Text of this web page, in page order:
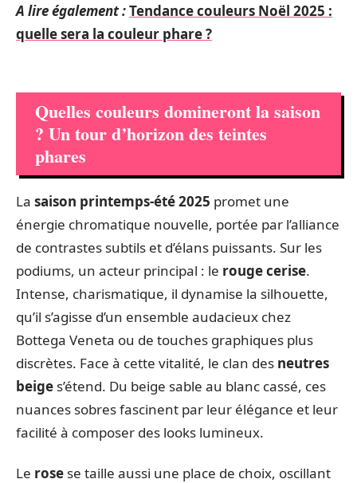
A lire également :Tendance couleurs Noël 2025 :
quelle sera la couleur phare ?
Quelles couleurs domineront la saison
? Un tour d’horizon des teintes
phares
La saison printemps-été 2025 promet une
énergie chromatique nouvelle, portée par l’alliance
de contrastes subtils et d’élans puissants. Sur les
podiums, un acteur principal : le rouge cerise.
Intense, charismatique, il dynamise la silhouette,
qu’il s’agisse d’un ensemble audacieux chez
Bottega Veneta ou de touches graphiques plus
discrètes. Face à cette vitalité, le clan des neutres
beige s’étend. Du beige sable au blanc cassé, ces
nuances sobres fascinent par leur élégance et leur
facilité à composer des looks lumineux.
Le rose se taille aussi une place de choix, oscillant